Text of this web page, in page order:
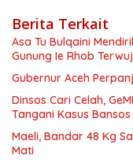
Berita Terkait
Asa Tu Bulqaini
Gunung Ie Rhob
Gubernur Aceh
Dinsos Cari Celah,
Tangani Kasus Bansos
Maeli, Bandar 48 Kg
Mati